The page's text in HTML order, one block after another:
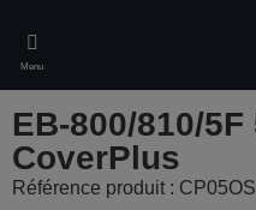
main
content
Menu
EB-800/810/5F
CoverPlus
Référence produit :